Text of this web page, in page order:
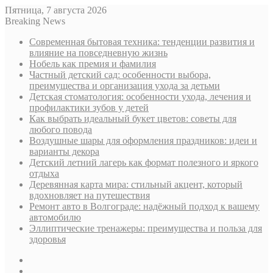
Пятница, 7 августа 2026
Breaking News
Современная бытовая техника: тенденции развития и
влияние на повседневную жизнь
Нобель как премия и фамилия
Частный детский сад: особенности выбора,
преимущества и организация ухода за детьми
Детская стоматология: особенности ухода, лечения и
профилактики зубов у детей
Как выбрать идеальный букет цветов: советы для
любого повода
Воздушные шары для оформления праздников: идеи и
варианты декора
Детский летний лагерь как формат полезного и яркого
отдыха
Деревянная карта мира: стильный акцент, который
вдохновляет на путешествия
Ремонт авто в Волгограде: надёжный подход к вашему
автомобилю
Эллиптические тренажеры: преимущества и польза для
здоровья